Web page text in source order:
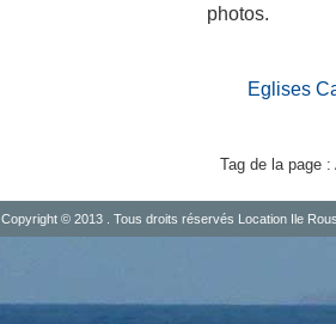
photos.
Eglises
Tag de la page
Copyright © 2013 . Tous droits réservés Location Ile